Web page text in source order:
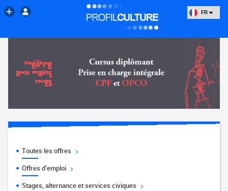
FR
Toutes les offres
Offres d'emploi
Stages, alternance et services civiques